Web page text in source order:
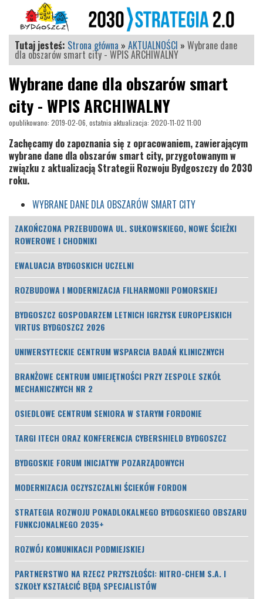
Tutaj jesteś: Strona główna » AKTUALNOŚCI » Wybrane dane
dla obszarów smart city - WPIS ARCHIWALNY
Wybrane dane dla obszarów smart
city - WPIS ARCHIWALNY
opublikowano: 2019-02-06, ostatnia aktualizacja: 2020-11-02 11:00
Zachęcamy do zapoznania się z opracowaniem, zawierającym
wybrane dane dla obszarów smart city, przygotowanym w
związku z aktualizacją Strategii Rozwoju Bydgoszczy do 2030
roku.
WYBRANE DANE DLA OBSZARÓW SMART CITY
ZAKOŃCZONA PRZEBUDOWA UL. SUŁKOWSKIEGO, NOWE ŚCIEŻKI
ROWEROWE I CHODNIKI
EWALUACJA BYDGOSKICH UCZELNI
ROZBUDOWA I MODERNIZACJA FILHARMONII POMORSKIEJ
BYDGOSZCZ GOSPODARZEM LETNICH IGRZYSK EUROPEJSKICH
VIRTUS BYDGOSZCZ 2026
UNIWERSYTECKIE CENTRUM WSPARCIA BADAŃ KLINICZNYCH
BRANŻOWE CENTRUM UMIEJĘTNOŚCI PRZY ZESPOLE SZKÓŁ
MECHANICZNYCH NR 2
OSIEDLOWE CENTRUM SENIORA W STARYM FORDONIE
TARGI ITECH ORAZ KONFERENCJA CYBERSHIELD BYDGOSZCZ
BYDGOSKIE FORUM INICJATYW POZARZĄDOWYCH
MODERNIZACJA OCZYSZCZALNI ŚCIEKÓW FORDON
STRATEGIA ROZWOJU PONADLOKALNEGO BYDGOSKIEGO OBSZARU
FUNKCJONALNEGO 2035+
ROZWÓJ KOMUNIKACJI PODMIEJSKIEJ
PARTNERSTWO NA RZECZ PRZYSZŁOŚCI: NITRO-CHEM S.A. I
SZKOŁY KSZTAŁCIĆ BĘDĄ SPECJALISTÓW